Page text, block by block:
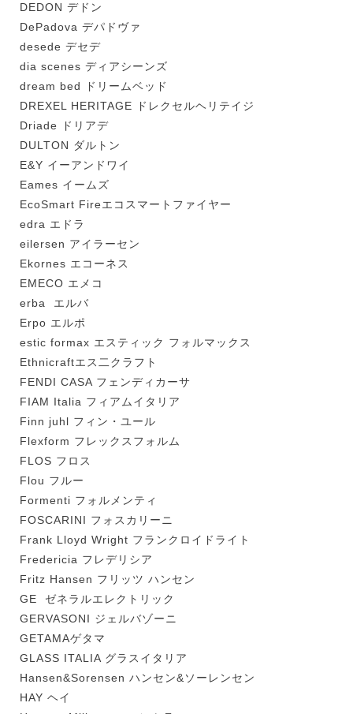
DEDON デドン
DePadova デパドヴァ
desede デセデ
dia scenes ディアシーンズ
dream bed ドリームベッド
DREXEL HERITAGE ドレクセルヘリテイジ
Driade ドリアデ
DULTON ダルトン
E&Y イーアンドワイ
Eames イームズ
EcoSmart Fireエコスマートファイヤー
edra エドラ
eilersen アイラーセン
Ekornes エコーネス
EMECO エメコ
erba エルバ
Erpo エルポ
estic formax エスティック フォルマックス
Ethnicraftエス二クラフト
FENDI CASA フェンディカーサ
FIAM Italia フィアムイタリア
Finn juhl フィン・ユール
Flexform フレックスフォルム
FLOS フロス
Flou フルー
Formenti フォルメンティ
FOSCARINI フォスカリーニ
Frank Lloyd Wright フランクロイドライト
Fredericia フレデリシア
Fritz Hansen フリッツ ハンセン
GE ゼネラルエレクトリック
GERVASONI ジェルバゾーニ
GETAMAゲタマ
GLASS ITALIA グラスイタリア
Hansen&Sorensen ハンセン&ソーレンセン
HAY ヘイ